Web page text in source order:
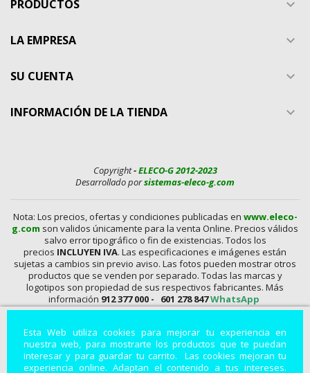
Esta Web utiliza cookies para mejorar tu experiencia en
nuestra web, para mostrarte los productos que te puedan
interesar y para guardar tu carrito. Las cookies mejoran tu
experiencia online. Adaptan el contenido a tus intereses.
PRODUCTOS 
LA EMPRESA 
SU CUENTA 
INFORMACIÓN DE LA TIENDA 
Copyright-ELECO-G 2012-2023
Desarrollado porsistemas-eleco-g.com
Nota: Los precios, ofertas y condiciones publicadas en www.eleco-
g.com son validos únicamente para la venta Online. Precios válidos
salvo error tipográfico o fin de existencias. Todos los
precios INCLUYEN IVA. Las especificaciones e imágenes están
sujetas a cambios sin previo aviso. Las fotos pueden mostrar otros
productos que se venden por separado. Todas las marcas y
logotipos son propiedad de sus respectivos fabricantes. Más
información 912 377 000 - 601 278 847WhatsApp
Distancia, Conexiones, alimentadores, Baterías, Pilas,
Aparatos de Medida, Soldadores, Hdmi, Tester, Cargadores,
Componentes, Fuentes de Alimentación, Teléfonos,
Accesorios para Smartphones, Informática, Cámaras de